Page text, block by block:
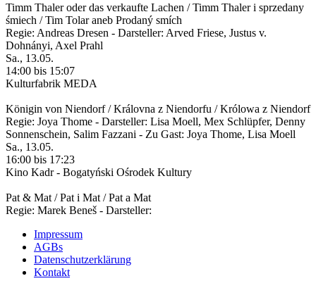
Timm Thaler oder das verkaufte Lachen / Timm Thaler i sprzedany
śmiech / Tim Tolar aneb Prodaný smích
Regie: Andreas Dresen - Darsteller: Arved Friese, Justus v.
Dohnányi, Axel Prahl
Sa., 13.05.
14:00 bis 15:07
Kulturfabrik MEDA
Königin von Niendorf / Královna z Niendorfu / Królowa z Niendorf
Regie: Joya Thome - Darsteller: Lisa Moell, Mex Schlüpfer, Denny
Sonnenschein, Salim Fazzani - Zu Gast: Joya Thome, Lisa Moell
Sa., 13.05.
16:00 bis 17:23
Kino Kadr - Bogatyński Ośrodek Kultury
Pat & Mat / Pat i Mat / Pat a Mat
Regie: Marek Beneš - Darsteller:
Impressum
AGBs
Datenschutzerklärung
Kontakt